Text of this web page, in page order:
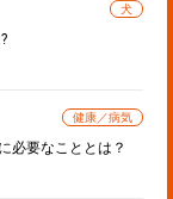
犬
健康／病気
必要なこととは？